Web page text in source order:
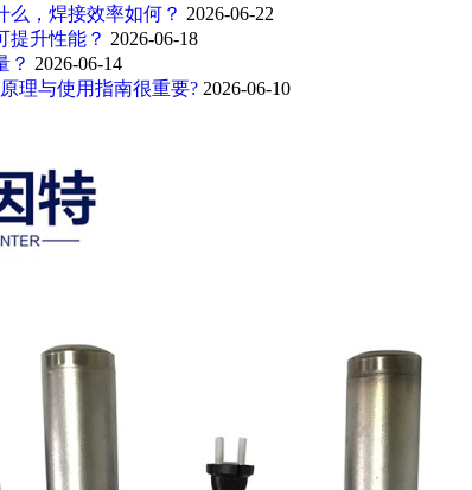
么，焊接效率如何？ 2026-06-22
提升性能？ 2026-06-18
？ 2026-06-14
理与使用指南很重要? 2026-06-10